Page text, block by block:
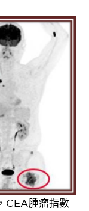
CEA腫瘤指數